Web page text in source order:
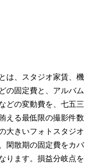
は、スタジオ家賃、機
の固定費と、アルバム
どの変動費を、七五三
える最低限の撮影件数
大きいフォトスタジオ
閑散期の固定費をカバ
ります。損益分岐点を